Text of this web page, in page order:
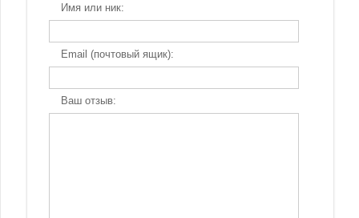
Имя или ник:
Email (почтовый ящик):
Ваш отзыв: